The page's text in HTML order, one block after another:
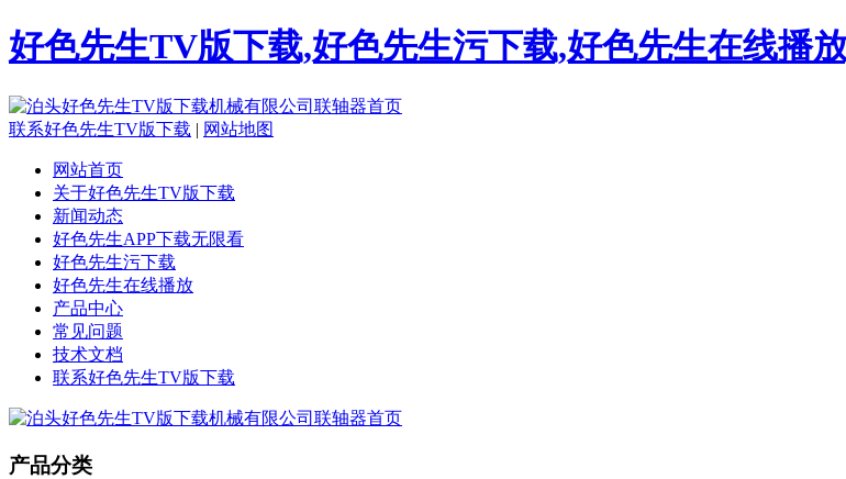
好色先生TV版下载,好色先生污下载,好色先生在线播
联系好色先生TV版下载 | 网站地图
网站首页
关于好色先生TV版下载
新闻动态
好色先生APP下载无限看
好色先生污下载
好色先生在线播放
产品中心
常见问题
技术文档
联系好色先生TV版下载
产品分类